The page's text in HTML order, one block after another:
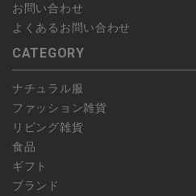
お問い合わせ
よくあるお問い合わせ
CATEGORY
ナチュラル服
ファッション雑貨
リビング雑貨
食品
ギフト
ブランド